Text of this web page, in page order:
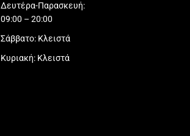
Δευτέρα-Παρασκευή:
09:00 – 20:00
Σάββατο: Κλειστά
Κυριακή: Κλειστά